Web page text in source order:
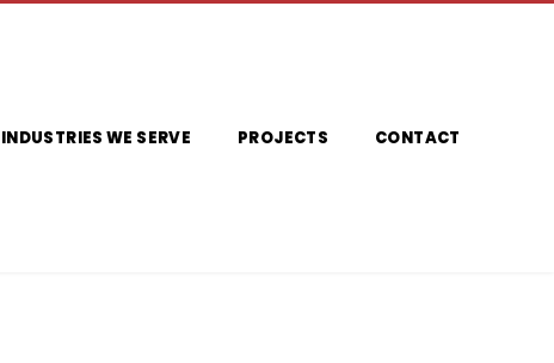
INDUSTRIES WE SERVE PROJECTS CONTACT